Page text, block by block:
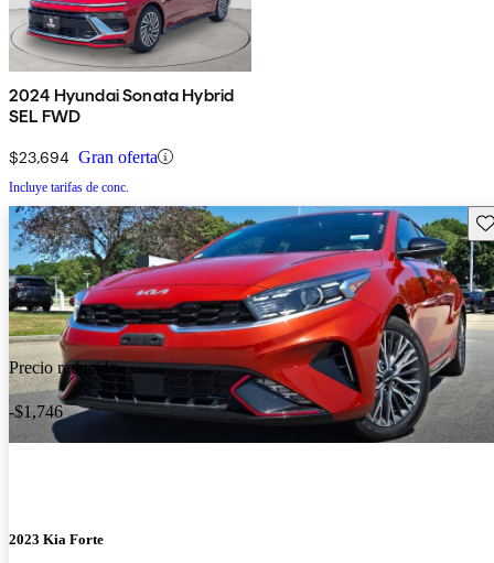
2024 Hyundai Sonata Hybrid
SEL FWD
$23,694 Gran oferta
Incluye tarifas de conc.
Precio reducido
-$1,746
2023 Kia Forte